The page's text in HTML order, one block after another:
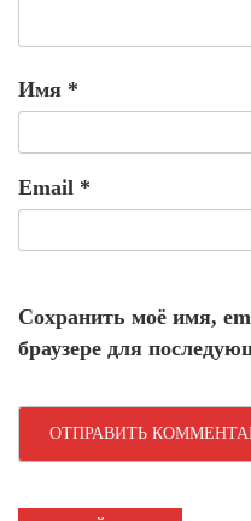
Имя *
Email *
Сохранить моё имя,
браузере для